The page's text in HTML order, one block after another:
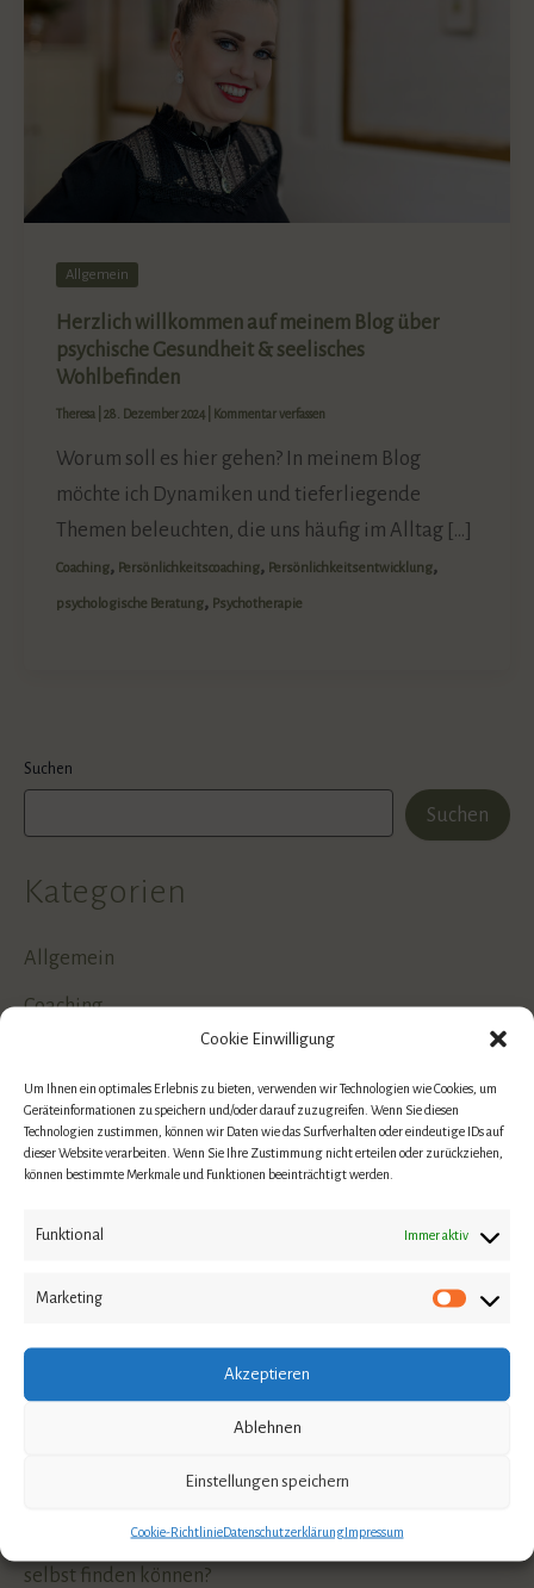
Cookie Einwilligung
Um Ihnen ein optimales Erlebnis zu bieten, verwenden wir Technologien wie Cookies, um
Geräteinformationen zu speichern und/oder darauf zuzugreifen. Wenn Sie diesen
Technologien zustimmen, können wir Daten wie das Surfverhalten oder eindeutige IDs auf
dieser Website verarbeiten. Wenn Sie Ihre Zustimmung nicht erteilen oder zurückziehen,
können bestimmte Merkmale und Funktionen beeinträchtigt werden.
Funktional Immer aktiv
Marketing
Akzeptieren
Ablehnen
Einstellungen speichern
Cookie-RichtlinieDatenschutzerklärungImpressum
Allgemein
Herzlich willkommen auf meinem Blog über
psychische Gesundheit & seelisches
Wohlbefinden
Theresa |28. Dezember 2024 Kommentar verfassen
Worum soll es hier gehen? In meinem Blog
möchte ich Dynamiken und tieferliegende
Themen beleuchten, die uns häufig im Alltag […]
Coaching, Persönlichkeitscoaching, Persönlichkeitsentwicklung,
psychologische Beratung, Psychotherapie
Suchen
Suchen
Kategorien
Allgemein
Coaching
Persönlichkeitscoaching
Psychologie
Neueste Beiträge
Warum Heilung ein Prozess und kein gradliniger Weg
chronischen Stress leiden.
Warum suchen Menschen im Außen, was sie nur in sich
selbst finden können?